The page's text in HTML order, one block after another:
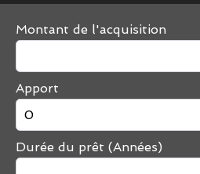
Montant de l'acquisition
Apport
Durée du prêt (Années)